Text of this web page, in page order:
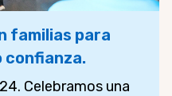
familias para
Celebramos una